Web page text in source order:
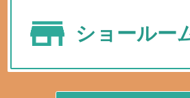
ショールー